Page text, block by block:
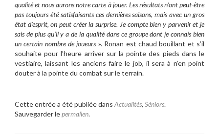
qualité et nous aurons notre carte à jouer. Les résultats n’ont peut-être
pas toujours été satisfaisants ces dernières saisons, mais avec un gros
état d’esprit, on peut créer la surprise. Je compte bien y parvenir et je
sais de plus qu’il y a de la qualité dans ce groupe dont je connais bien
un certain nombre de joueurs ». Ronan est chaud bouillant et s’il
souhaite pour l’heure arriver sur la pointe des pieds dans le
vestiaire, laissant les anciens faire le job, il sera à n’en point
douter à la pointe du combat sur le terrain.
Cette entrée a été publiée dans Actualités, Séniors.
Sauvegarder lepermalien.